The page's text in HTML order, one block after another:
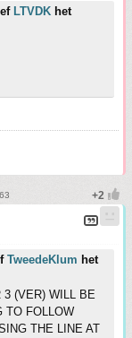
LTVDK het
TweedeKlum het
3 (VER) WILL BE
TO FOLLOW
THE LINE AT